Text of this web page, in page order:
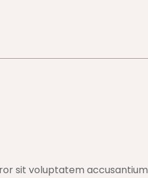
sit voluptatem accusantium